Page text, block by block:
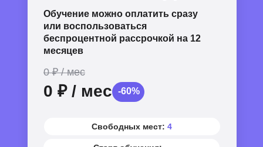
0 ₽ / мес -60%
Обучение можно оплатить сразу
или воспользоваться
беспроцентной рассрочкой на 12
месяцев
0₽ / мес
Свободных мест: 4